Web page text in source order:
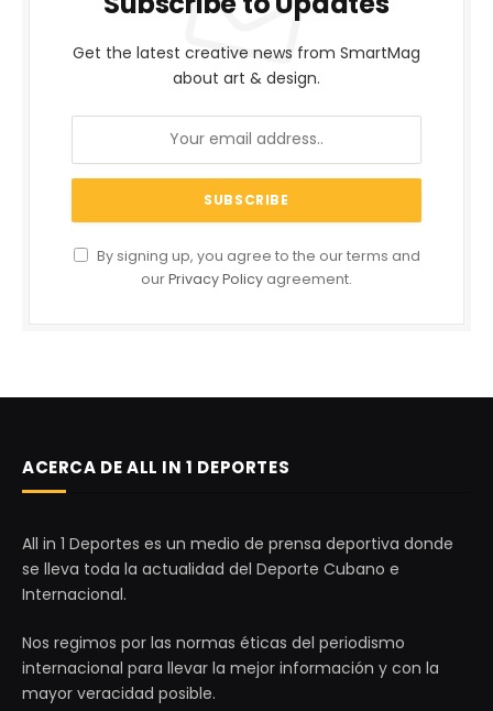
Get the latest creative news from SmartMag
about art & design.
By signing up, you agree to the our terms and
ourPrivacy Policy agreement.
ACERCA DE ALL IN 1 DEPORTES
All in 1 Deportes es un medio de prensa deportiva donde
se lleva toda la actualidad del Deporte Cubano e
Internacional.
Nos regimos por las normas éticas del periodismo
internacional para llevar la mejor información y con la
mayor veracidad posible.